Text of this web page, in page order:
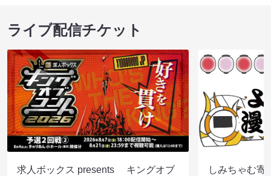
ライブ配信チケット
求人ボックス presents キングオブ
しみちゃむ